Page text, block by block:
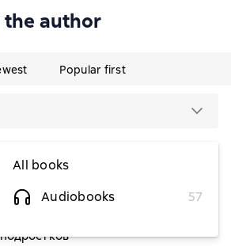
the author
Popular first
All books
Audiobooks
57
руководство
и самозащите. Для
$6.07